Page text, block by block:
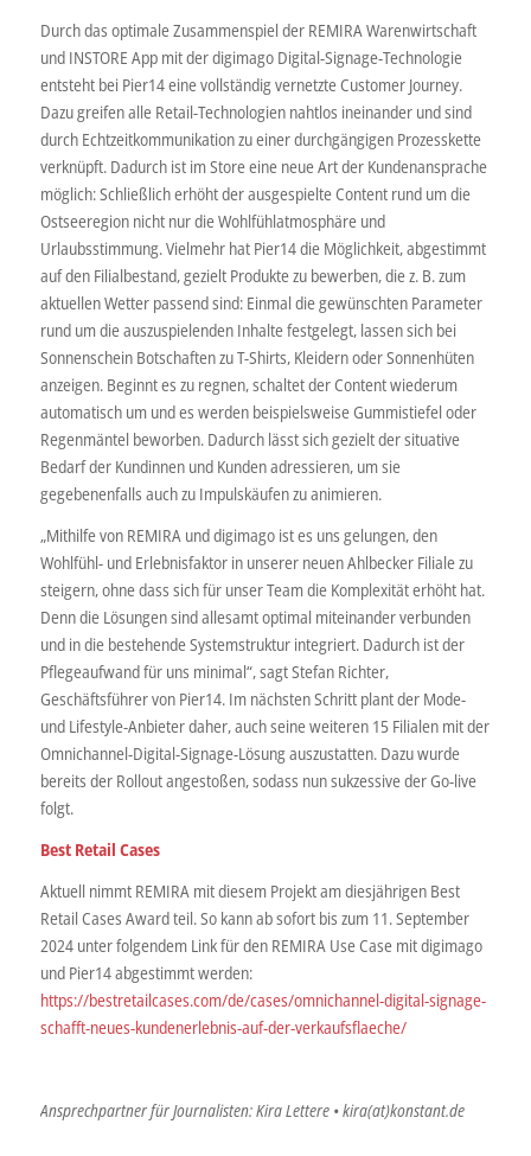
Durch das optimale Zusammenspiel der REMIRA Warenwirtschaft
und INSTORE App mit der digimago Digital-Signage-Technologie
entsteht bei Pier14 eine vollständig vernetzte Customer Journey.
Dazu greifen alle Retail-Technologien nahtlos ineinander und sind
durch Echtzeitkommunikation zu einer durchgängigen Prozesskette
verknüpft. Dadurch ist im Store eine neue Art der Kundenansprache
möglich: Schließlich erhöht der ausgespielte Content rund um die
Ostseeregion nicht nur die Wohlfühlatmosphäre und
Urlaubsstimmung. Vielmehr hat Pier14 die Möglichkeit, abgestimmt
auf den Filialbestand, gezielt Produkte zu bewerben, die z. B. zum
aktuellen Wetter passend sind: Einmal die gewünschten Parameter
rund um die auszuspielenden Inhalte festgelegt, lassen sich bei
Sonnenschein Botschaften zu T-Shirts, Kleidern oder Sonnenhüten
anzeigen. Beginnt es zu regnen, schaltet der Content wiederum
automatisch um und es werden beispielsweise Gummistiefel oder
Regenmäntel beworben. Dadurch lässt sich gezielt der situative
Bedarf der Kundinnen und Kunden adressieren, um sie
gegebenenfalls auch zu Impulskäufen zu animieren.
„Mithilfe von REMIRA und digimago ist es uns gelungen, den
Wohlfühl- und Erlebnisfaktor in unserer neuen Ahlbecker Filiale zu
steigern, ohne dass sich für unser Team die Komplexität erhöht hat.
Denn die Lösungen sind allesamt optimal miteinander verbunden
und in die bestehende Systemstruktur integriert. Dadurch ist der
Pflegeaufwand für uns minimal“, sagt Stefan Richter,
Geschäftsführer von Pier14. Im nächsten Schritt plant der Mode-
und Lifestyle-Anbieter daher, auch seine weiteren 15 Filialen mit der
Omnichannel-Digital-Signage-Lösung auszustatten. Dazu wurde
bereits der Rollout angestoßen, sodass nun sukzessive der Go-live
folgt.
Best Retail Cases
Aktuell nimmt REMIRA mit diesem Projekt am diesjährigen Best
Retail Cases Award teil. So kann ab sofort bis zum 11. September
2024 unter folgendem Link für den REMIRA Use Case mit digimago
und Pier14 abgestimmt werden:
https://bestretailcases.com/de/cases/omnichannel-digital-signage-
schafft-neues-kundenerlebnis-auf-der-verkaufsflaeche/
Ansprechpartner für Journalisten: Kira Lettere • kira(at)konstant.de